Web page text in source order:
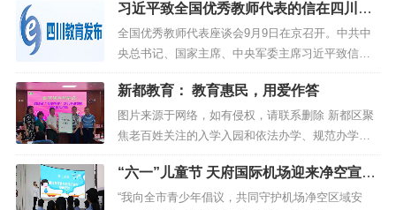
年4月15日，四川省双流棠湖...
习近平致全国优秀教师代表的信在四川教
育系统引发热烈反响
全国优秀教师代表座谈会9月9日在京召开。中共中
央总书记、国家主席、中央军委主席习近平致信与
会教师代表，在第三十九个教师节到来之际，代表
党中央，向他们和全国广大教师及教育工作者致以
节日的问候和诚...
新都教育： 教育惠民，用爱作答
图片来源于网络，如有侵权，请联系删除 新都区聚
焦老百姓关注的入学入园和依法办学、规范办学、
优质办学、安全办学等问题，在机遇和挑战中攻坚
克难，以优化教育资源均衡配置共享为重点，以深
入实施质量提升为...
“六一”儿童节 天府国际机场迎来净空宣传
“小警察”
“我向全市青少年倡议，共同守护机场净空区域安